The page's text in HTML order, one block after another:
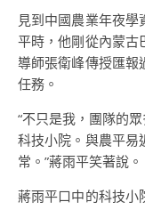
見到中國農業年夜
平時，他剛從內蒙古
導師張衛峰傳授匯報
任務。
“不只是我，團隊的
科技小院。與農平易
常。”蔣雨平笑著說。
蔣雨平口中的科技小